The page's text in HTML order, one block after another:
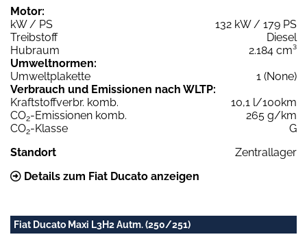
Motor:
kW / PS
132 kW / 179 PS
Treibstoff
Diesel
Hubraum
2.184 cm³
Umweltnormen:
Umweltplakette
1 (None)
Verbrauch und Emissionen nach WLTP:
Kraftstoffverbr. komb.
10,1 l/100km
CO2-Emissionen komb.
265 g/km
CO2-Klasse
G
Standort
Zentrallager
Details zum Fiat Ducato anzeigen
Fiat Ducato Maxi L3H2 Autm. (250/251)